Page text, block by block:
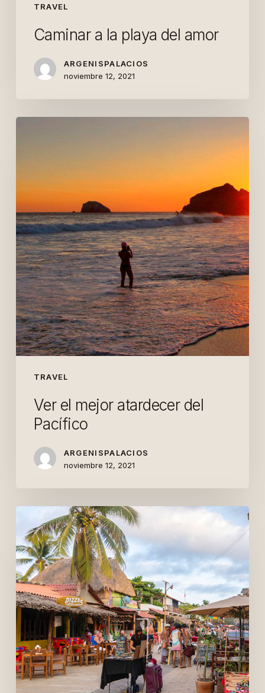
TRAVEL
Caminar a la playa del amor
ARGENISPALACIOS
noviembre 12, 2021
TRAVEL
Ver el mejor atardecer del
Pacífico
ARGENISPALACIOS
noviembre 12, 2021